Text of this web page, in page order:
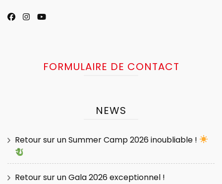
FORMULAIRE DE CONTACT
NEWS
Retour sur un Summer Camp 2026 inoubliable !
Retour sur un Gala 2026 exceptionnel !